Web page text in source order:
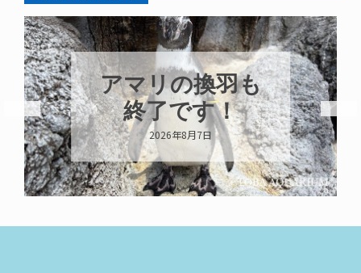
アマリの換羽も
終了です！
2026年8月7日